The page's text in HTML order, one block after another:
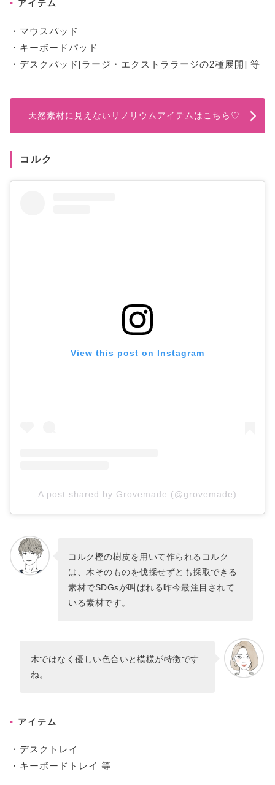
アイテム
・マウスパッド
・キーボードパッド
・デスクパッド[ラージ・エクストララージの2種展開] 等
天然素材に見えないリノリウムアイテムはこちら♡
コルク
View this post on Instagram
A post shared by Grovemade (@grovemade)
コルク樫の樹皮を用いて作られるコルク
は、木そのものを伐採せずとも採取できる
素材でSDGsが叫ばれる昨今最注目されて
いる素材です。
木ではなく優しい色合いと模様が特徴です
ね。
アイテム
・デスクトレイ
・キーボードトレイ 等